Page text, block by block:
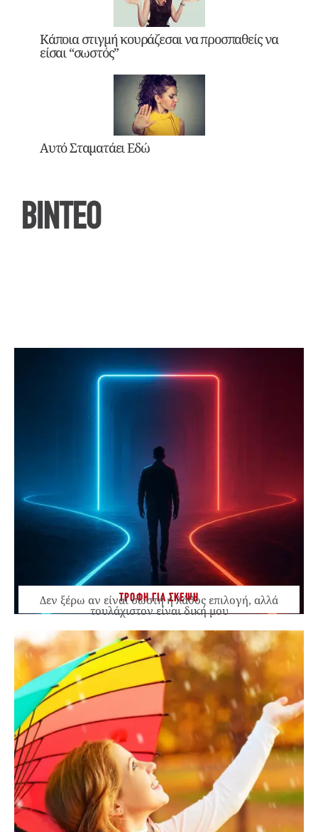
Κάποια στιγμή κουράζεσαι να προσπαθείς να
είσαι “σωστός”
Αυτό Σταματάει Εδώ
ΒΙΝΤΕΟ
ΤΡΟΦΗ ΓΙΑ ΣΚΕΨΗ
Δεν ξέρω αν είναι σωστή ή λάθος επιλογή, αλλά
τουλάχιστον είναι δική μου